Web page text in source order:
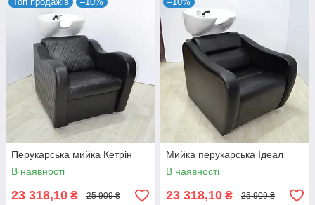
Перукарська мийка Кетрін
В наявності
23 318,10 ₴ 25 909 ₴
Мийка перукарська Ідеал
В наявності
23 318,10 ₴ 25 909 ₴